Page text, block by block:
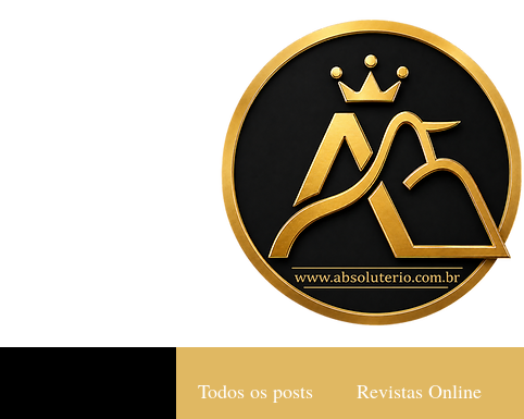
Todos os posts Revistas Online